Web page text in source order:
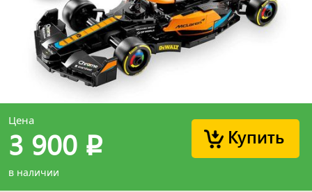
Купить
Цена
3 900 p
в наличии